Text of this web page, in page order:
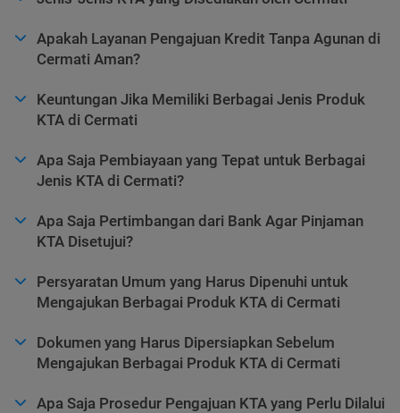
Apakah Layanan Pengajuan Kredit Tanpa Agunan di
Cermati Aman?
Keuntungan Jika Memiliki Berbagai Jenis Produk
KTA di Cermati
Apa Saja Pembiayaan yang Tepat untuk Berbagai
Jenis KTA di Cermati?
Apa Saja Pertimbangan dari Bank Agar Pinjaman
KTA Disetujui?
Persyaratan Umum yang Harus Dipenuhi untuk
Mengajukan Berbagai Produk KTA di Cermati
Dokumen yang Harus Dipersiapkan Sebelum
Mengajukan Berbagai Produk KTA di Cermati
Apa Saja Prosedur Pengajuan KTA yang Perlu Dilalui